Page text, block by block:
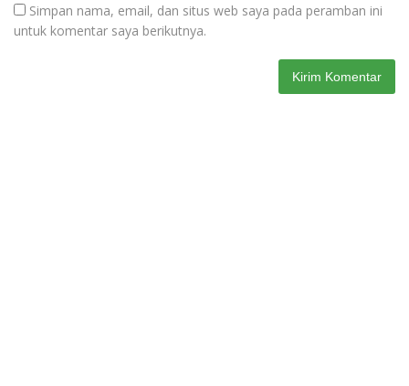
Simpan nama, email, dan situs web saya pada peramban ini
untuk komentar saya berikutnya.